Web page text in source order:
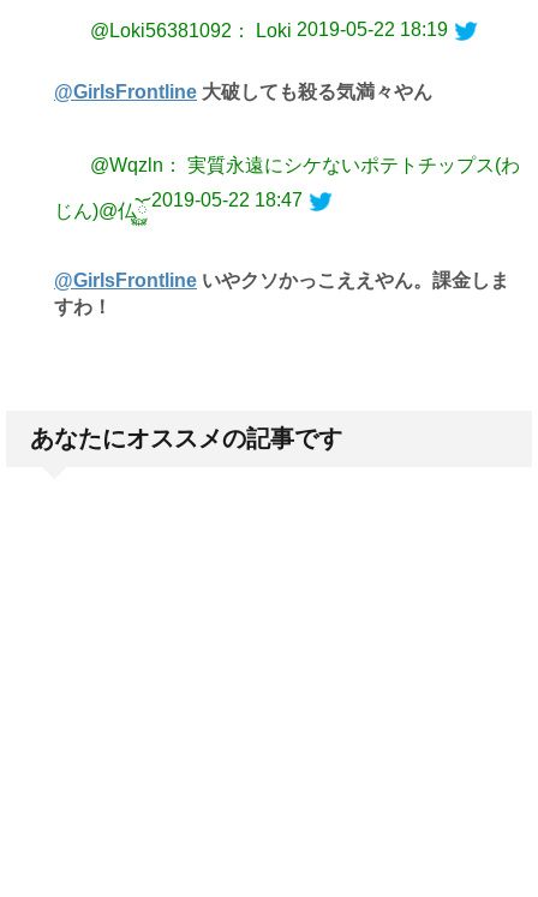
@Loki56381092： Loki 2019-05-22 18:19
@GirlsFrontline 大破しても殺る気満々やん
@Wqzln： 実質永遠にシケないポテトチップス(わ
じん)@仏ོ࿆
2019-05-22 18:47
@GirlsFrontline いやクソかっこええやん。課金しま
すわ！
あなたにオススメの記事です